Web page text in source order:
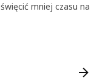
mniej czasu na